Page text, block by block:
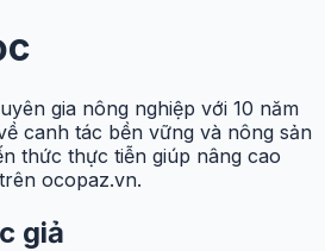
gia nông nghiệp với 10 năm
canh tác bền vững và nông sản
thức thực tiễn giúp nâng cao
ocopaz.vn.
giả